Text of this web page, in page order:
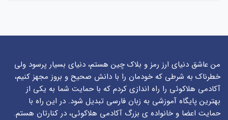
من عاشق دنیای ارز رمز و بلاک چین هستم، دنیای بسیار پرسود ولی
خطرناک به شرطی که خودمان را با دانش صحیح و بروز مجهز کنیم،
آکادمی هلاکوئی را راه اندازی کردم که با حمایت شما به یکی از
بهترین پایگاه آموزشی به زبان فارسی تبدیل شود. در این راه با
حمایت اعضا و خانواده ی بزرگ آکادمی هلاکوئی، در کنارتان هستم.